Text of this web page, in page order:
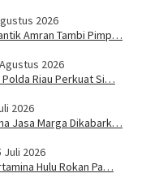
2026
Amran Tambi Pimp…
2026
Polda Riau Perkuat Si…
2026
Jasa Marga Dikabark…
Juli 2026
Hulu Rokan Pa…